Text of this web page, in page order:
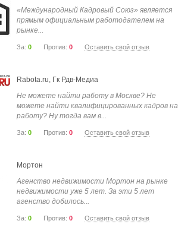
«Международный Кадровый Союз» является
прямым официальным работодателем на
рынке...
За: 0 Против: 0 Оставить свой отзыв
Rabota.ru, Гк Рдв-Медиа
Не можете найти работу в Москве? Не
можете найти квалифицированных кадров на
работу? Ну тогда вам в...
За: 0 Против: 0 Оставить свой отзыв
Мортон
Агенство недвижимости Мортон на рынке
недвижимости уже 5 лет. За эти 5 лет
агенство добилось...
За: 0 Против: 0 Оставить свой отзыв